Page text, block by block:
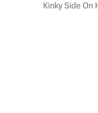
Kinky Side On